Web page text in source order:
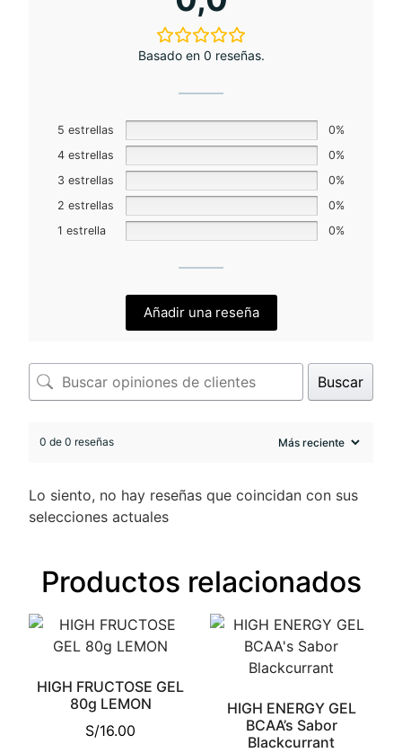
Basado en 0 reseñas.
5 estrellas
0%
4 estrellas
0%
3 estrellas
0%
2 estrellas
0%
1 estrella
0%
Añadir una reseña
Buscar
0 de 0 reseñas
Lo siento, no hay reseñas que coincidan con sus
selecciones actuales
Productos relacionados
HIGH FRUCTOSE GEL
80g LEMON
S/16.00
HIGH ENERGY GEL
BCAA’s Sabor
Blackcurrant